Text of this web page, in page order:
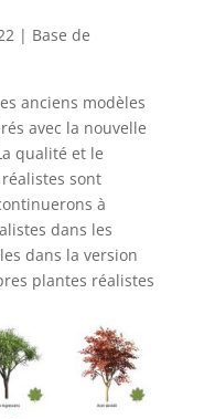
| Base de
anciens modèles
avec la nouvelle
qualité et le
sont
à
dans les
dans la version
plantes réalistes